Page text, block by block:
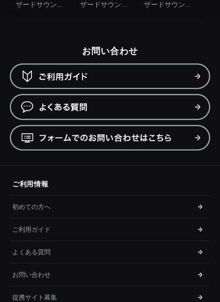
ザードサウン...
ザードサウン...
ザードサウン...
お問い合わせ
ご利用情報
初めての方へ
ご利用ガイド
よくある質問
お問い合わせ
提携サイト募集